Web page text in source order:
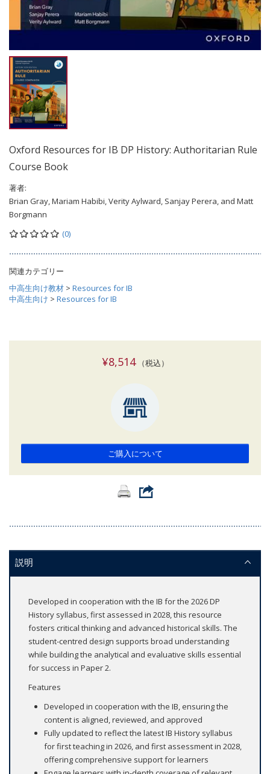
Oxford Resources for IB DP History: Authoritarian Rule
Course Book
著者:
Brian Gray, Mariam Habibi, Verity Aylward, Sanjay Perera, and Matt
Borgmann
(0)
関連カテゴリー
中高生向け教材 > Resources for IB
中高生向け > Resources for IB
¥8,514（税込）
ご購入について
説明
Developed in cooperation with the IB for the 2026 DP
History syllabus, first assessed in 2028, this resource
fosters critical thinking and advanced historical skills. The
student-centred design supports broad understanding
while building the analytical and evaluative skills essential
for success in Paper 2.
Features
Developed in cooperation with the IB, ensuring the
content is aligned, reviewed, and approved
Fully updated to reflect the latest IB History syllabus
for first teaching in 2026, and first assessment in 2028,
offering comprehensive support for learners